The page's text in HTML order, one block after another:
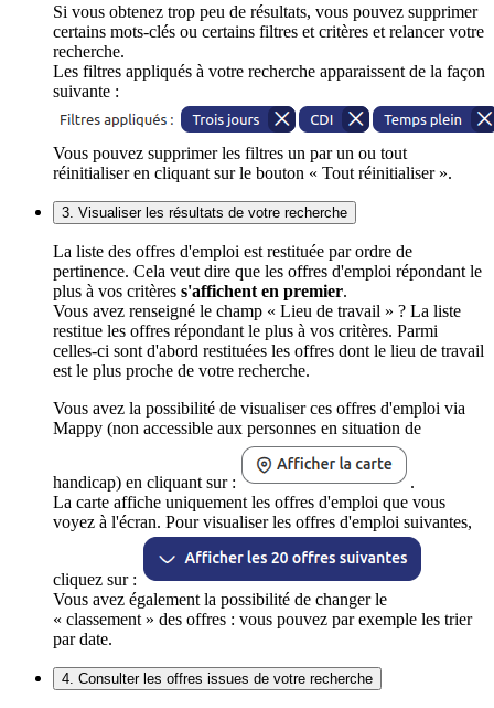
Si vous obtenez trop peu de résultats, vous pouvez supprimer
certains mots-clés ou certains filtres et critères et relancer votre
recherche.
Les filtres appliqués à votre recherche apparaissent de la façon
suivante :
Vous pouvez supprimer les filtres un par un ou tout
réinitialiser en cliquant sur le bouton « Tout réinitialiser ».
3. Visualiser les résultats de votre recherche
La liste des offres d'emploi est restituée par ordre de
pertinence. Cela veut dire que les offres d'emploi répondant le
plus à vos critères s'affichent en premier.
Vous avez renseigné le champ « Lieu de travail » ? La liste
restitue les offres répondant le plus à vos critères. Parmi
celles-ci sont d'abord restituées les offres dont le lieu de travail
est le plus proche de votre recherche.
Vous avez la possibilité de visualiser ces offres d'emploi via
Mappy (non accessible aux personnes en situation de
handicap) en cliquant sur :
.
La carte affiche uniquement les offres d'emploi que vous
voyez à l'écran. Pour visualiser les offres d'emploi suivantes,
cliquez sur :
Vous avez également la possibilité de changer le
« classement » des offres : vous pouvez par exemple les trier
par date.
4. Consulter les offres issues de votre recherche